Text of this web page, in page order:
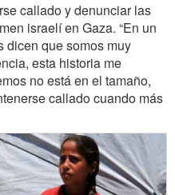
callado y denunciar las
israelí en Gaza. “En un
dicen que somos muy
esta historia me
no está en el tamaño,
callado cuando más